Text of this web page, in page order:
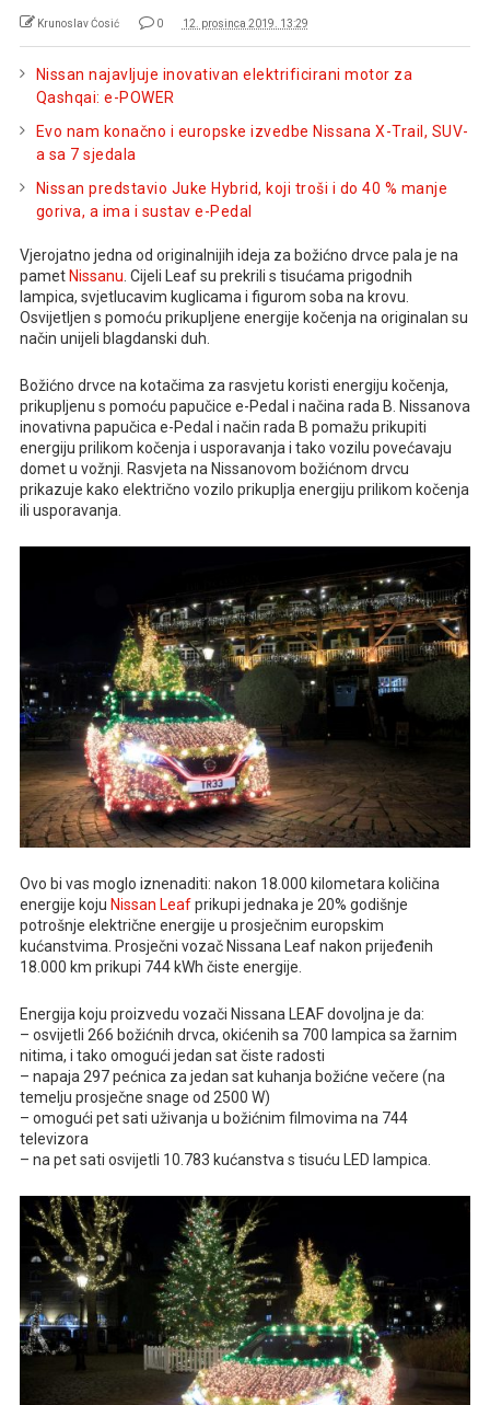
Krunoslav Ćosić 0 12. prosinca 2019. 13:29
Nissan najavljuje inovativan elektrificirani motor za
Qashqai: e-POWER
Evo nam konačno i europske izvedbe Nissana X-Trail, SUV-
a sa 7 sjedala
Nissan predstavio Juke Hybrid, koji troši i do 40 % manje
goriva, a ima i sustav e-Pedal
Vjerojatno jedna od originalnijih ideja za božićno drvce pala je na
pamet Nissanu . Cijeli Leaf su prekrili s tisućama prigodnih
lampica, svjetlucavim kuglicama i figurom soba na krovu.
Osvijetljen s pomoću prikupljene energije kočenja na originalan su
način unijeli blagdanski duh.
Božićno drvce na kotačima za rasvjetu koristi energiju kočenja,
prikupljenu s pomoću papučice e-Pedal i načina rada B. Nissanova
inovativna papučica e-Pedal i način rada B pomažu prikupiti
energiju prilikom kočenja i usporavanja i tako vozilu povećavaju
domet u vožnji. Rasvjeta na Nissanovom božićnom drvcu
prikazuje kako električno vozilo prikuplja energiju prilikom kočenja
ili usporavanja.
Ovo bi vas moglo iznenaditi: nakon 18.000 kilometara količina
energije koju Nissan Leafprikupi jednaka je 20% godišnje
potrošnje električne energije u prosječnim europskim
kućanstvima. Prosječni vozač Nissana Leaf nakon prijeđenih
18.000 km prikupi 744 kWh čiste energije.
Energija koju proizvedu vozači Nissana LEAF dovoljna je da:
– osvijetli 266 božićnih drvca, okićenih sa 700 lampica sa žarnim
nitima, i tako omogući jedan sat čiste radosti
– napaja 297 pećnica za jedan sat kuhanja božićne večere (na
temelju prosječne snage od 2500 W)
– omogući pet sati uživanja u božićnim filmovima na 744
televizora
– na pet sati osvijetli 10.783 kućanstva s tisuću LED lampica.